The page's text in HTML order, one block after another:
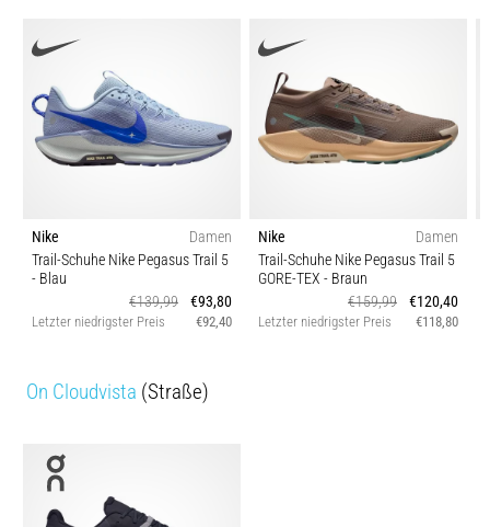
Nike
Damen
Trail-Schuhe Nike Pegasus Trail 5
- Blau
€139,99
€93,80
Letzter niedrigster Preis €92,40
Nike
Damen
Trail-Schuhe Nike Pegasus Trail 5
GORE-TEX - Braun
€159,99
€120,40
Letzter niedrigster Preis €118,80
On Cloudvista (Straße)